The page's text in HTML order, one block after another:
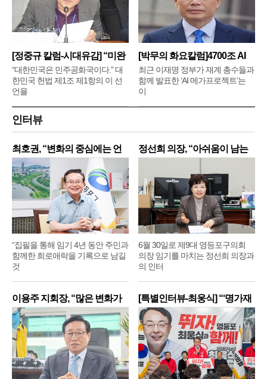
[정중규 칼럼-시대유감] “미완
“대한민국은 민주공화국이다.” 대
한민국 헌법 제1조 제1항의 이 선
언을
[박무의 화요칼럼]4700조 AI
메
최근 이재명 정부가 재계 총수들과
함께 발표한 ‘AI 메가프로젝트’는
이
인터뷰
최호권, “변화의 중심에는 언
제
“집필을 통해 임기 4년 동안 주민과
함께한 희로애락을 기록으로 남길
것
정선희 의장, “아쉬움이 남는
6월 30일로 제9대 영등포구의회
의장 임기를 마치는 정선희 의장과
의 인터
이용주 지회장, “많은 변화가 [특별인터뷰-최웅식] “‘명가재